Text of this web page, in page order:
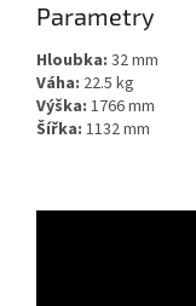
Parametry
Hloubka: 32 mm
Váha: 22.5 kg
Výška: 1766 mm
Šířka: 1132 mm